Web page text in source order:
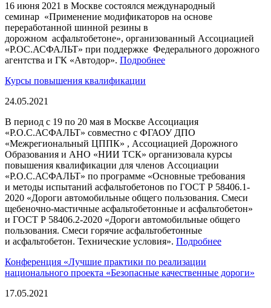
16 июня 2021 в Москве состоялся международный
семинар «Применение модификаторов на основе
переработанной шинной резины в
дорожном асфальтобетоне», организованный Ассоциацией
«Р.ОС.АСФАЛЬТ» при поддержке Федерального дорожного
агентства и ГК «Автодор». Подробнее
Курсы повышения квалификации
24.05.2021
В период с 19 по 20 мая в Москве Ассоциация
«Р.О.С.АСФАЛЬТ» совместно с ФГАОУ ДПО
«Межрегиональный ЦППК» , Ассоциацией Дорожного
Образования и АНО «НИИ ТСК» организовала курсы
повышения квалификации для членов Ассоциации
«Р.О.С.АСФАЛЬТ» по программе «Основные требования
и методы испытаний асфальтобетонов по ГОСТ Р 58406.1-
2020 «Дороги автомобильные общего пользования. Смеси
щебеночно-мастичные асфальтобетонные и асфальтобетон»
и ГОСТ Р 58406.2-2020 «Дороги автомобильные общего
пользования. Смеси горячие асфальтобетонные
и асфальтобетон. Технические условия». Подробнее
Конференция «Лучшие практики по реализации
национального проекта «Безопасные качественные дороги»
17.05.2021